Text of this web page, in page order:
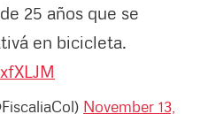
25 años que se
en bicicleta.
November 13,